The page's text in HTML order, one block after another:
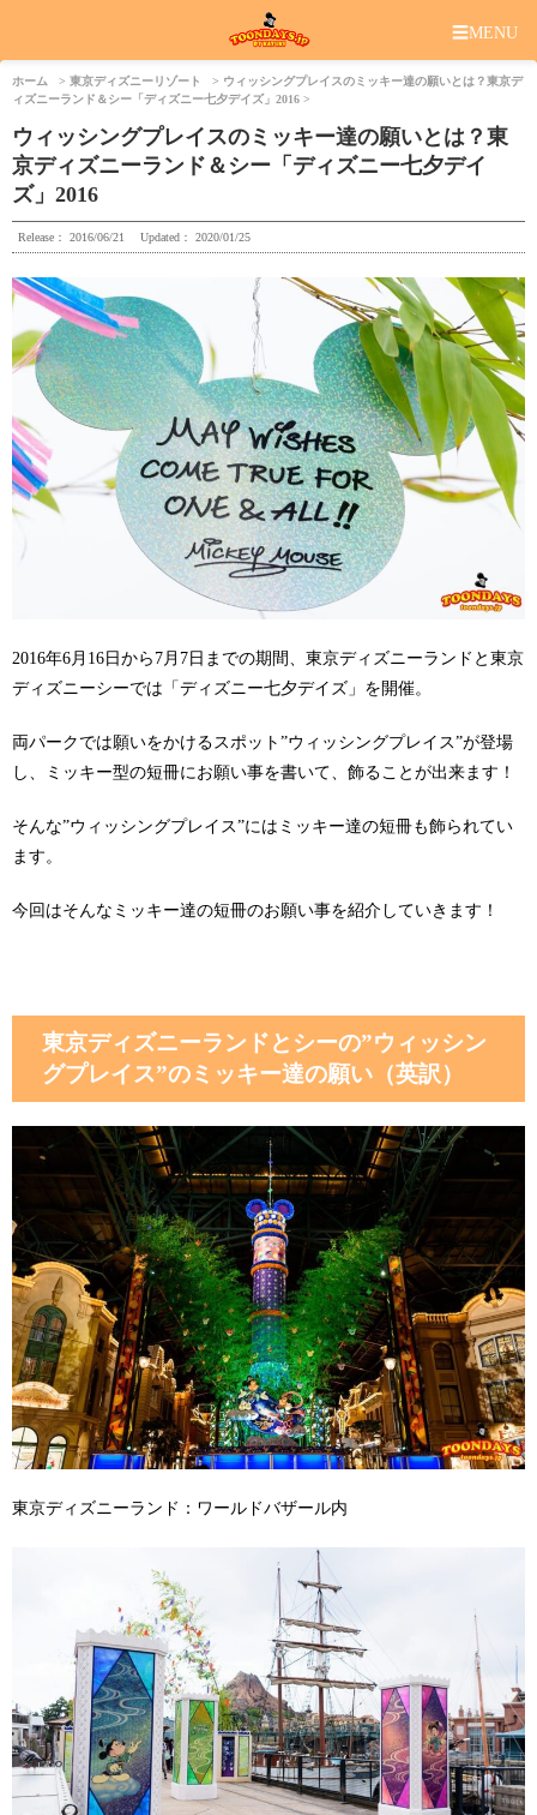
☰MENU
ホーム 東京ディズニーリゾート
ウィッシングプレイスのミッキー達の願いとは？東京デ
ィズニーランド＆シー「ディズニー七夕デイズ」2016
ウィッシングプレイスのミッキー達の願いとは？東
京ディズニーランド＆シー「ディズニー七夕デイ
ズ」2016
Release： 2016/06/21 Updated： 2020/01/25
2016年6月16日から7月7日までの期間、東京ディズニーランドと東京
ディズニーシーでは「ディズニー七夕デイズ」を開催。
両パークでは願いをかけるスポット”ウィッシングプレイス”が登場
し、ミッキー型の短冊にお願い事を書いて、飾ることが出来ます！
そんな”ウィッシングプレイス”にはミッキー達の短冊も飾られてい
ます。
今回はそんなミッキー達の短冊のお願い事を紹介していきます！
東京ディズニーランドとシーの”ウィッシン
グプレイス”のミッキー達の願い（英訳）
東京ディズニーランド：ワールドバザール内